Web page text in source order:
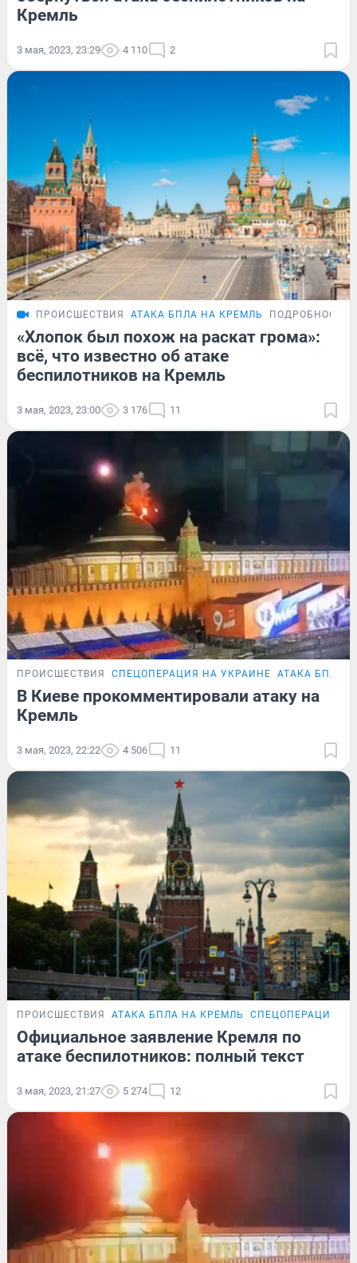
Кремль
3 мая, 2023, 23:29 4 110 2
ПРОИСШЕСТВИЯ АТАКА БПЛА НА КРЕМЛЬ ПОДРОБНОСТИ
«Хлопок был похож на раскат грома»:
всё, что известно об атаке
беспилотников на Кремль
3 мая, 2023, 23:00 3 176 11
ПРОИСШЕСТВИЯ СПЕЦОПЕРАЦИЯ НА УКРАИНЕ АТАКА БПЛА
В Киеве прокомментировали атаку на
Кремль
3 мая, 2023, 22:22 4 506 11
ПРОИСШЕСТВИЯ АТАКА БПЛА НА КРЕМЛЬ СПЕЦОПЕРАЦИЯ
Официальное заявление Кремля по
атаке беспилотников: полный текст
3 мая, 2023, 21:27 5 274 12